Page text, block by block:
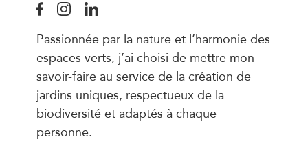
Passionnée par la nature et l’harmonie des
espaces verts, j’ai choisi de mettre mon
savoir-faire au service de la création de
jardins uniques, respectueux de la
biodiversité et adaptés à chaque
personne.